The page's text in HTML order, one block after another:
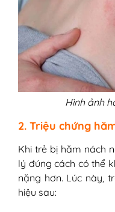
Hình ảnh
2. Triệu chứng
Khi trẻ bị hăm nách
lý đúng cách có thể
nặng hơn. Lúc này,
hiệu sau: